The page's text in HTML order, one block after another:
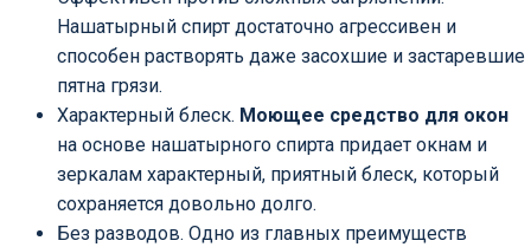
Нашатырный спирт достаточно агрессивен и
способен растворять даже засохшие и застаревшие
пятна грязи.
Характерный блеск. Моющее средство для окон
на основе нашатырного спирта придает окнам и
зеркалам характерный, приятный блеск, который
сохраняется довольно долго.
Без разводов. Одно из главных преимуществ